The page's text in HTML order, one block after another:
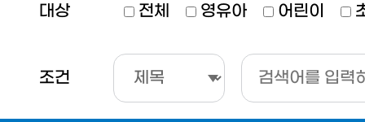
대상 전체 영유아 어린이
조건